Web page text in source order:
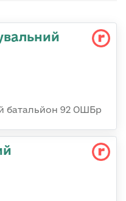
батальйон 92 ОШБр